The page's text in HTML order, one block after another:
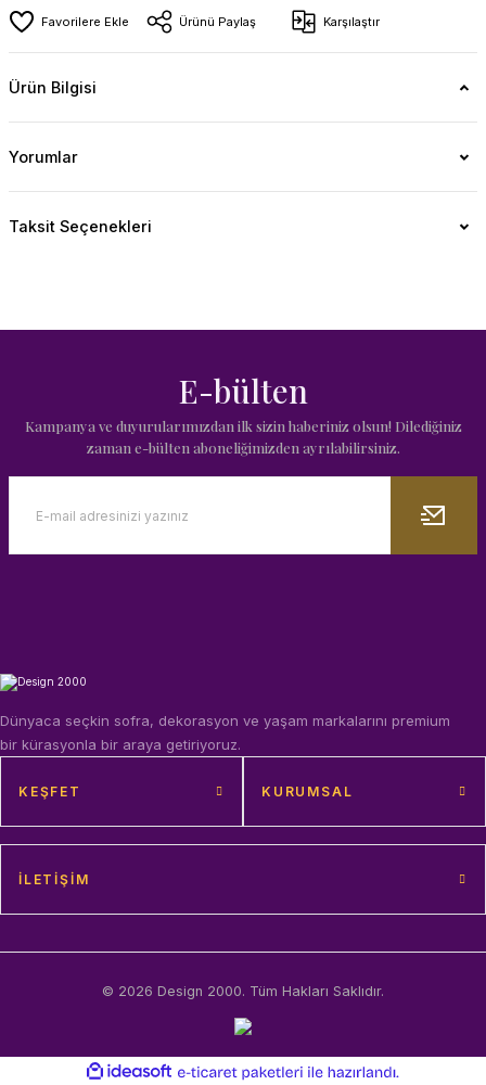
Ürünü Paylaş Karşılaştır
Ürün Bilgisi
Yorumlar
Taksit Seçenekleri
E-bülten
Kampanya ve duyurularımızdan ilk sizin haberiniz olsun! Dilediğiniz
zaman e-bülten aboneliğimizden ayrılabilirsiniz.
Dünyaca seçkin sofra, dekorasyon ve yaşam markalarını premium
bir kürasyonla bir araya getiriyoruz.
KEŞFET KURUMSAL
İLETIŞIM
© 2026 Design 2000. Tüm Hakları Saklıdır.
ideasoft
e-